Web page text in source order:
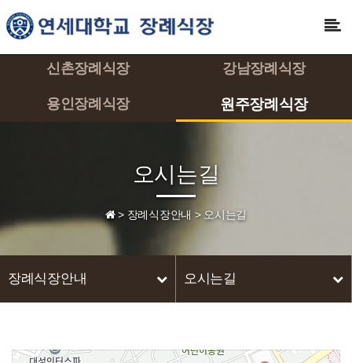
신촌장례식장 강남장례식장
용인장례식장 원주장례식장
오시는길
> 장례식장안내 > 오시는길
장례식장안내 오시는길